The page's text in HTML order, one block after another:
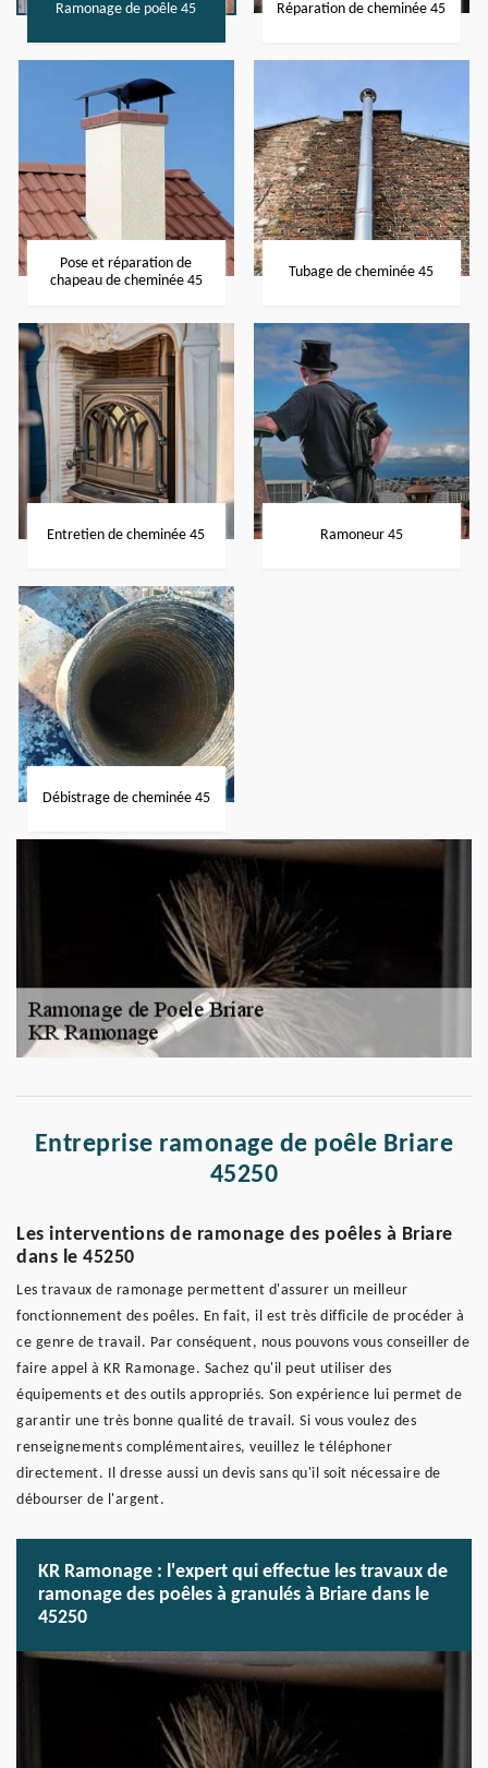
Ramonage de poêle 45 Réparation de cheminée 45
Pose et réparation de
chapeau de cheminée 45
Tubage de cheminée 45
Entretien de cheminée 45 Ramoneur 45
Débistrage de cheminée 45
Entreprise ramonage de poêle Briare
45250
Les interventions de ramonage des poêles à Briare
dans le 45250
Les travaux de ramonage permettent d'assurer un meilleur
fonctionnement des poêles. En fait, il est très difficile de procéder à
ce genre de travail. Par conséquent, nous pouvons vous conseiller de
faire appel à KR Ramonage. Sachez qu'il peut utiliser des
équipements et des outils appropriés. Son expérience lui permet de
garantir une très bonne qualité de travail. Si vous voulez des
renseignements complémentaires, veuillez le téléphoner
directement. Il dresse aussi un devis sans qu'il soit nécessaire de
débourser de l'argent.
KR Ramonage : l'expert qui effectue les travaux de
ramonage des poêles à granulés à Briare dans le
45250